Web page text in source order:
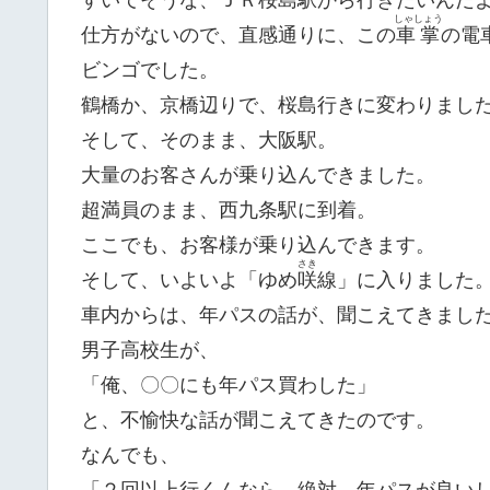
仕方がないので、直感通りに、この車掌
しゃしょう
の電
ビンゴでした。
鶴橋か、京橋辺りで、桜島行きに変わりまし
そして、そのまま、大阪駅。
大量のお客さんが乗り込んできました。
超満員のまま、西九条駅に到着。
ここでも、お客様が乗り込んできます。
そして、いよいよ「ゆめ咲
さき
線」に入りました。
車内からは、年パスの話が、聞こえてきました
男子高校生が、
「俺、〇〇にも年パス買わした」
と、不愉快な話が聞こえてきたのです。
なんでも、